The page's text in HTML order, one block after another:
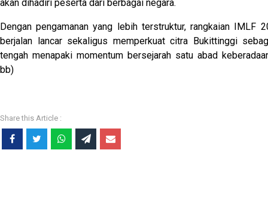
akan dihadiri peserta dari berbagai negara.
Dengan pengamanan yang lebih terstruktur, rangkaian IMLF
berjalan lancar sekaligus memperkuat citra Bukittinggi
tengah menapaki momentum bersejarah satu abad
bb)